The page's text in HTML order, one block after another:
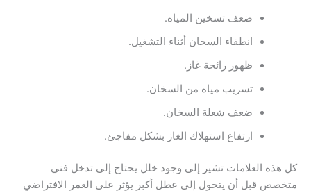
ضعف تسخين المياه.
انطفاء السخان أثناء التشغيل.
ظهور رائحة غاز.
تسريب مياه من السخان.
ضعف شعلة السخان.
ارتفاع استهلاك الغاز بشكل مفاجئ.
كل هذه العلامات تشير إلى وجود خلل يحتاج إلى تدخل فني
متخصص قبل أن يتحول إلى عطل أكبر يؤثر على العمر الافتراضي